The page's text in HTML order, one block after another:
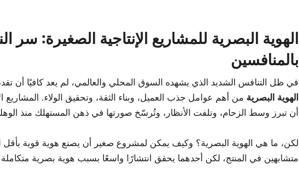
الهوية البصرية للمشاريع الإنتاجية الصغيرة:
بالمنافسين
في ظل التنافس الشديد الذي يشهده السوق المحلي والعالمي، لم يعد كافيًا أن
الهوية البصرية من أهم عوامل جذب العميل، وبناء الثقة، وتحقيق الولاء. المشاريع
أن تبرز وسط الزحام، وتلفت الأنظار، وتُرسّخ صورتها في ذهن المستهلك منذ
لكن، ما هي الهوية البصرية؟ وكيف يمكن لمشروع صغير أن يصنع هوية قوية بأقل
متشابهين في المنتج، لكن أحدهما يحقق انتشارًا واسعًا بسبب هوية بصرية